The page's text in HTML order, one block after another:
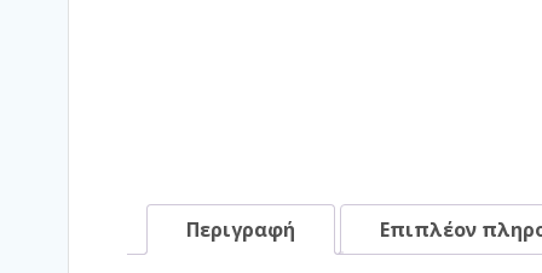
Περιγραφή
Επιπλέον